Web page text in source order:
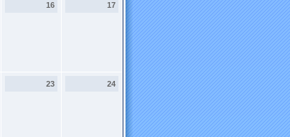
16 17
23 24